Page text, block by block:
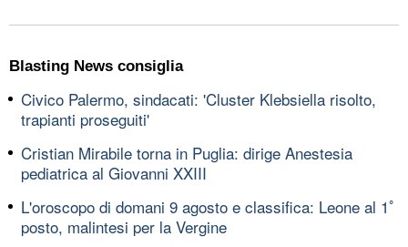
Blasting News consiglia
Civico Palermo, sindacati: 'Cluster Klebsiella risolto,
trapianti proseguiti'
Cristian Mirabile torna in Puglia: dirige Anestesia
pediatrica al Giovanni XXIII
L'oroscopo di domani 9 agosto e classifica: Leone al 1ﾟ
posto, malintesi per la Vergine